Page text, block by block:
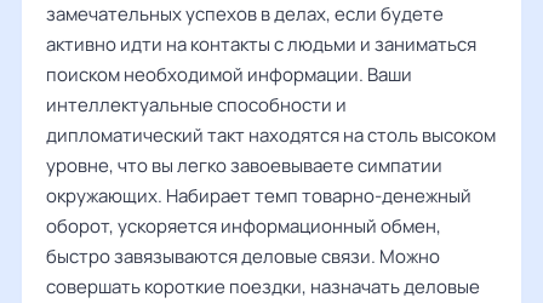
замечательных успехов в делах, если будете
активно идти на контакты с людьми и заниматься
поиском необходимой информации. Ваши
интеллектуальные способности и
дипломатический такт находятся на столь высоком
уровне, что вы легко завоевываете симпатии
окружающих. Набирает темп товарно-денежный
оборот, ускоряется информационный обмен,
быстро завязываются деловые связи. Можно
совершать короткие поездки, назначать деловые